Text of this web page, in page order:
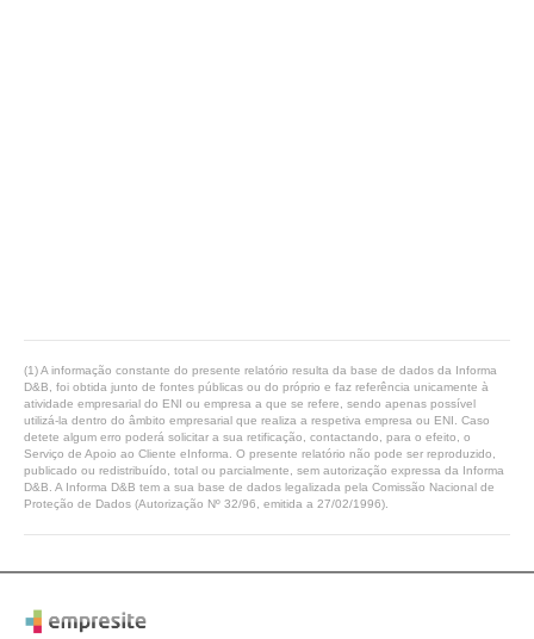
(1) A informação constante do presente relatório resulta da base de dados da Informa
D&B, foi obtida junto de fontes públicas ou do próprio e faz referência unicamente à
atividade empresarial do ENI ou empresa a que se refere, sendo apenas possível
utilizá-la dentro do âmbito empresarial que realiza a respetiva empresa ou ENI. Caso
detete algum erro poderá solicitar a sua retificação, contactando, para o efeito, o
Serviço de Apoio ao Cliente eInforma. O presente relatório não pode ser reproduzido,
publicado ou redistribuído, total ou parcialmente, sem autorização expressa da Informa
D&B. A Informa D&B tem a sua base de dados legalizada pela Comissão Nacional de
Proteção de Dados (Autorização Nº 32/96, emitida a 27/02/1996).